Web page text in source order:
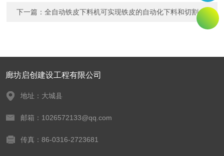
下一篇：全自动铁皮下料机可实现铁皮的自动化下料和切割
廊坊启创建设工程有限公司
地址：大城县
邮箱：1026572133@qq.com
传真：86-0316-2723681